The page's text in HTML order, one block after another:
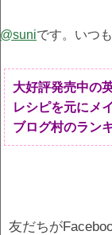
@suniです。いつ
大好評発売中の
レシピを元にメ
ブログ村のラン
友だちが